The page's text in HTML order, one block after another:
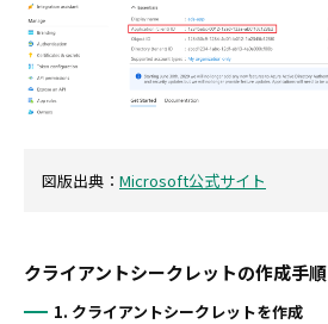
図版出典： Microsoft公式サイト
クライアントシークレットの作成手順
1. クライアントシークレットを作成